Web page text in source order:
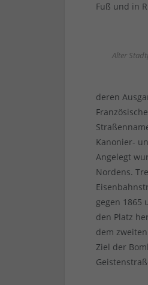
Fuß und in
Alter
deren
Kanonier-
Angelegt
Nordens.
gegen 1865
den Platz
dem
Ziel der